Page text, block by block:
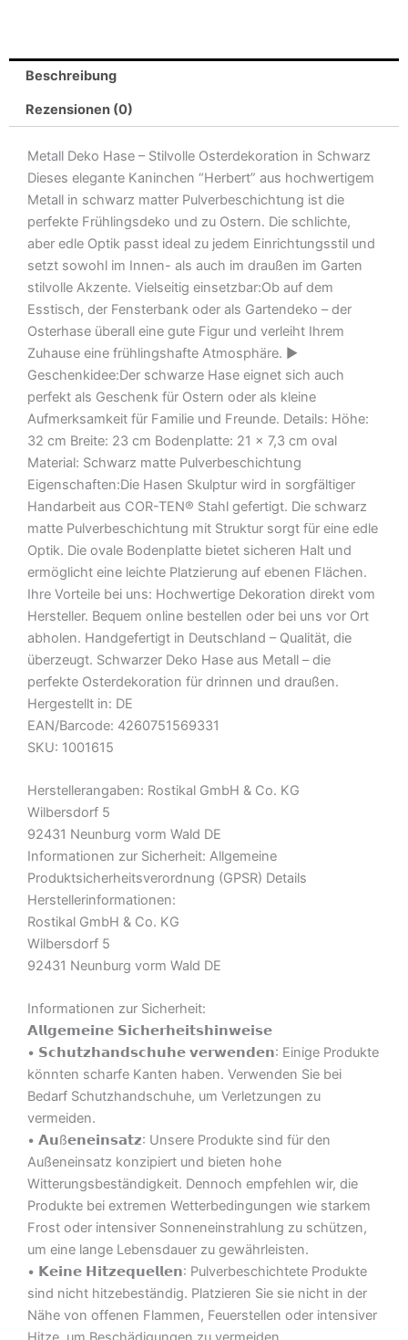
und
Osterdekoration
Schwarz
Menge
Beschreibung
Rezensionen (0)
Metall Deko Hase – Stilvolle Osterdekoration in Schwarz
Dieses elegante Kaninchen “Herbert” aus hochwertigem
Metall in schwarz matter Pulverbeschichtung ist die
perfekte Frühlingsdeko und zu Ostern. Die schlichte,
aber edle Optik passt ideal zu jedem Einrichtungsstil und
setzt sowohl im Innen- als auch im draußen im Garten
stilvolle Akzente. Vielseitig einsetzbar:Ob auf dem
Esstisch, der Fensterbank oder als Gartendeko – der
Osterhase überall eine gute Figur und verleiht Ihrem
Zuhause eine frühlingshafte Atmosphäre. ►
Geschenkidee:Der schwarze Hase eignet sich auch
perfekt als Geschenk für Ostern oder als kleine
Aufmerksamkeit für Familie und Freunde. Details: Höhe:
32 cm Breite: 23 cm Bodenplatte: 21 x 7,3 cm oval
Material: Schwarz matte Pulverbeschichtung
Eigenschaften:Die Hasen Skulptur wird in sorgfältiger
Handarbeit aus COR-TEN® Stahl gefertigt. Die schwarz
matte Pulverbeschichtung mit Struktur sorgt für eine edle
Optik. Die ovale Bodenplatte bietet sicheren Halt und
ermöglicht eine leichte Platzierung auf ebenen Flächen.
Ihre Vorteile bei uns: Hochwertige Dekoration direkt vom
Hersteller. Bequem online bestellen oder bei uns vor Ort
abholen. Handgefertigt in Deutschland – Qualität, die
überzeugt. Schwarzer Deko Hase aus Metall – die
perfekte Osterdekoration für drinnen und draußen.
Hergestellt in: DE
EAN/Barcode: 4260751569331
SKU: 1001615
Herstellerangaben: Rostikal GmbH & Co. KG
Wilbersdorf 5
92431 Neunburg vorm Wald DE
Informationen zur Sicherheit: Allgemeine
Produktsicherheitsverordnung (GPSR) Details
Herstellerinformationen:
Rostikal GmbH & Co. KG
Wilbersdorf 5
92431 Neunburg vorm Wald DE
Informationen zur Sicherheit:
𝗔𝗹𝗹𝗴𝗲𝗺𝗲𝗶𝗻𝗲 𝗦𝗶𝗰𝗵𝗲𝗿𝗵𝗲𝗶𝘁𝘀𝗵𝗶𝗻𝘄𝗲𝗶𝘀𝗲
• 𝗦𝗰𝗵𝘂𝘁𝘇𝗵𝗮𝗻𝗱𝘀𝗰𝗵𝘂𝗵𝗲 𝘃𝗲𝗿𝘄𝗲𝗻𝗱𝗲𝗻: Einige Produkte
könnten scharfe Kanten haben. Verwenden Sie bei
Bedarf Schutzhandschuhe, um Verletzungen zu
vermeiden.
• 𝗔𝘂ß𝗲𝗻𝗲𝗶𝗻𝘀𝗮𝘁𝘇: Unsere Produkte sind für den
Außeneinsatz konzipiert und bieten hohe
Witterungsbeständigkeit. Dennoch empfehlen wir, die
Produkte bei extremen Wetterbedingungen wie starkem
Frost oder intensiver Sonneneinstrahlung zu schützen,
um eine lange Lebensdauer zu gewährleisten.
• 𝗞𝗲𝗶𝗻𝗲 𝗛𝗶𝘁𝘇𝗲𝗾𝘂𝗲𝗹𝗹𝗲𝗻: Pulverbeschichtete Produkte
sind nicht hitzebeständig. Platzieren Sie sie nicht in der
Nähe von offenen Flammen, Feuerstellen oder intensiver